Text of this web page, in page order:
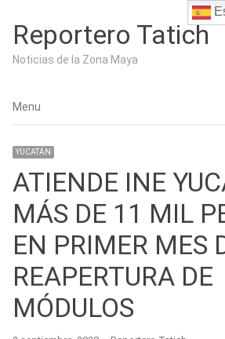
Reportero Tatich
Noticias de la Zona Maya
Menu
Menu
YUCATÁN
ATIENDE INE
MÁS DE 11 MIL
EN PRIMER MES
REAPERTURA DE
MÓDULOS